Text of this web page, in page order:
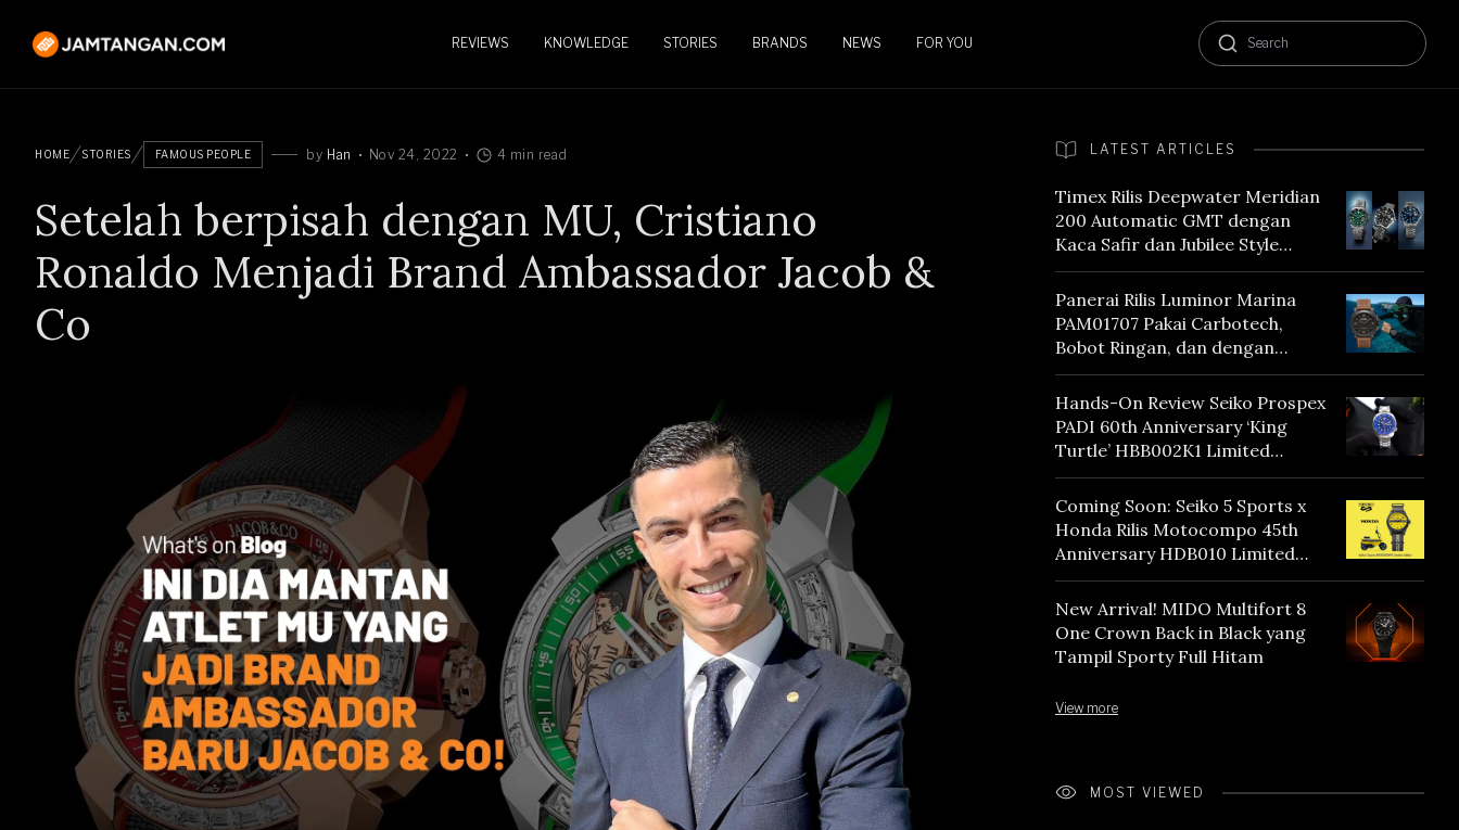
REVIEWS KNOWLEDGE STORIES BRANDS NEWS FOR YOU
HOME STORIES FAMOUS PEOPLE by Han Nov 24, 2022 4 min read
Setelah berpisah dengan MU, Cristiano
Ronaldo Menjadi Brand Ambassador Jacob &
Co
LATEST ARTICLES
Timex Rilis Deepwater Meridian
200 Automatic GMT dengan
Kaca Safir dan Jubilee Style
Bracelet
Panerai Rilis Luminor Marina
PAM01707 Pakai Carbotech,
Bobot Ringan, dan dengan
Vintage Vibes
Hands-On Review Seiko Prospex
PADI 60th Anniversary ‘King
Turtle’ HBB002K1 Limited
Edition
Coming Soon: Seiko 5 Sports x
Honda Rilis Motocompo 45th
Anniversary HDB010 Limited
Edition
New Arrival! MIDO Multifort 8
One Crown Back in Black yang
Tampil Sporty Full Hitam
View more
MOST VIEWED